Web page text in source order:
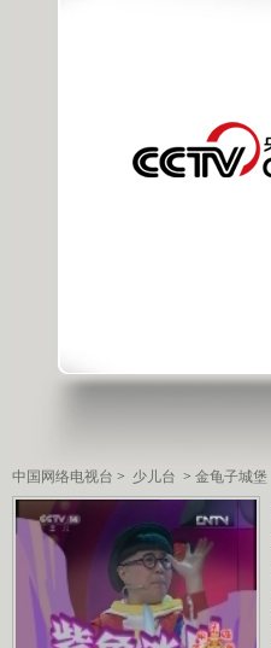
中国网络电视台 > 少儿台 > 金龟子城堡